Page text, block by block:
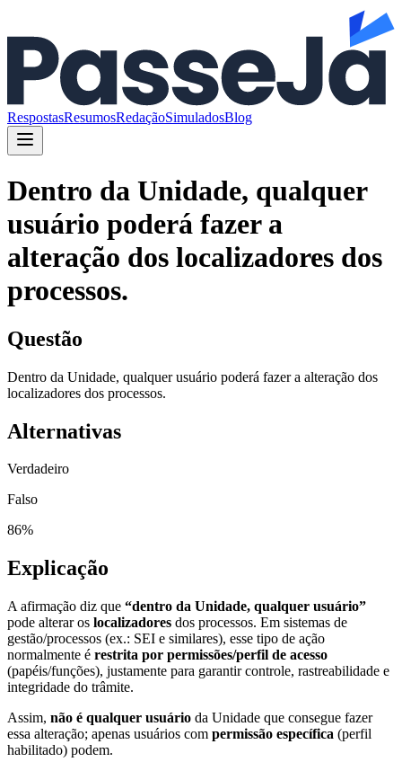
RespostasResumosRedaçãoSimuladosBlog
Dentro da Unidade, qualquer
usuário poderá fazer a
alteração dos localizadores dos
processos.
Questão
Dentro da Unidade, qualquer usuário poderá fazer a alteração dos
localizadores dos processos.
Alternativas
Verdadeiro
Falso
86%
Explicação
A afirmação diz que “dentro da Unidade, qualquer usuário”
pode alterar os localizadores dos processos. Em sistemas de
gestão/processos (ex.: SEI e similares), esse tipo de ação
normalmente é restrita por permissões/perfil de acesso
(papéis/funções), justamente para garantir controle, rastreabilidade e
integridade do trâmite.
Assim, não é qualquer usuário da Unidade que consegue fazer
essa alteração; apenas usuários com permissão específica (perfil
habilitado) podem.